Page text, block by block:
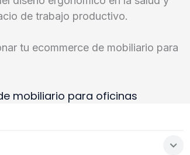
de trabajo productivo.
tu ecommerce de mobiliario para
mobiliario para oficinas